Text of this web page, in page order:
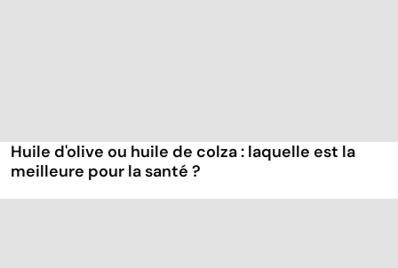
Huile d'olive ou huile de colza : laquelle est la
meilleure pour la santé ?